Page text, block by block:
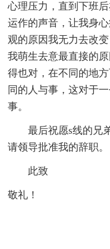
心理压力，直到下班
运作的声音，让我身
观的原因我无力去改
我萌生去意最直接的
得也对，在不同的地
同的人与事，这对于
事。
最后祝愿s线的兄弟
请领导批准我的辞职。
此致
敬礼！